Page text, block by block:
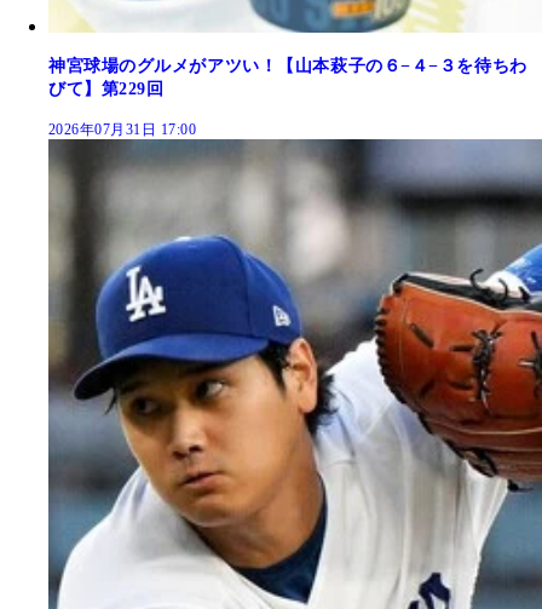
神宮球場のグルメがアツい！【山本萩子の６−４−３を待ちわ
びて】第229回
2026年07月31日 17:00